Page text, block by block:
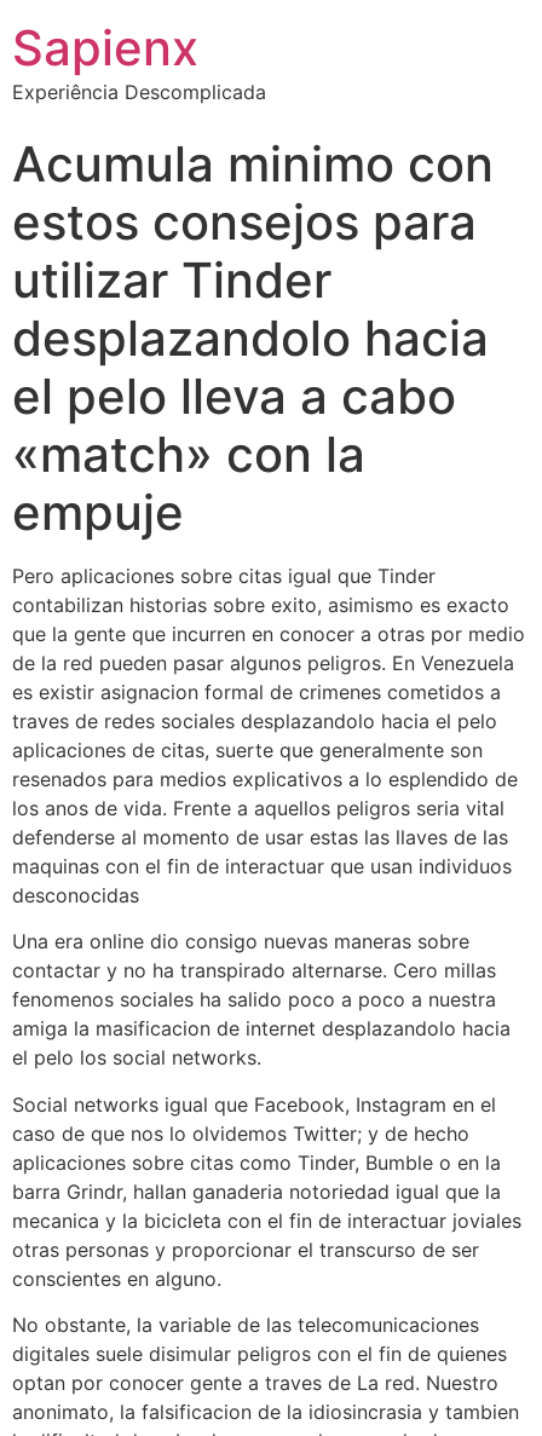
Sapienx
Experiência Descomplicada
Acumula minimo con
estos consejos para
utilizar Tinder
desplazandolo hacia
el pelo lleva a cabo
«match» con la
empuje
Pero aplicaciones sobre citas igual que Tinder
contabilizan historias sobre exito, asimismo es exacto
que la gente que incurren en conocer a otras por medio
de la red pueden pasar algunos peligros. En Venezuela
es existir asignacion formal de crimenes cometidos a
traves de redes sociales desplazandolo hacia el pelo
aplicaciones de citas, suerte que generalmente son
resenados para medios explicativos a lo esplendido de
los anos de vida. Frente a aquellos peligros seri­a vital
defenderse al momento de usar estas las llaves de las
maquinas con el fin de interactuar que usan individuos
desconocidas
Una era online dio consigo nuevas maneras sobre
contactar y no ha transpirado alternarse. Cero millas
fenomenos sociales ha salido poco a poco a nuestra
amiga la masificacion de internet desplazandolo hacia
el pelo los social networks.
Social networks igual que Facebook, Instagram en el
caso de que nos lo olvidemos Twitter; y de hecho
aplicaciones sobre citas como Tinder, Bumble o en la
barra Grindr, hallan ganaderia notoriedad igual que la
mecanica y la bicicleta con el fin de interactuar joviales
otras personas y proporcionar el transcurso de ser
conscientes en alguno.
No obstante, la variable de las telecomunicaciones
digitales suele disimular peligros con el fin de quienes
optan por conocer gente a traves de La red. Nuestro
anonimato, la falsificacion de la idiosincrasia y tambien